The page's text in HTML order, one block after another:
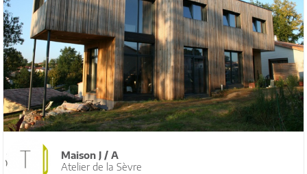
Maison J / A
Atelier de la Sèvre